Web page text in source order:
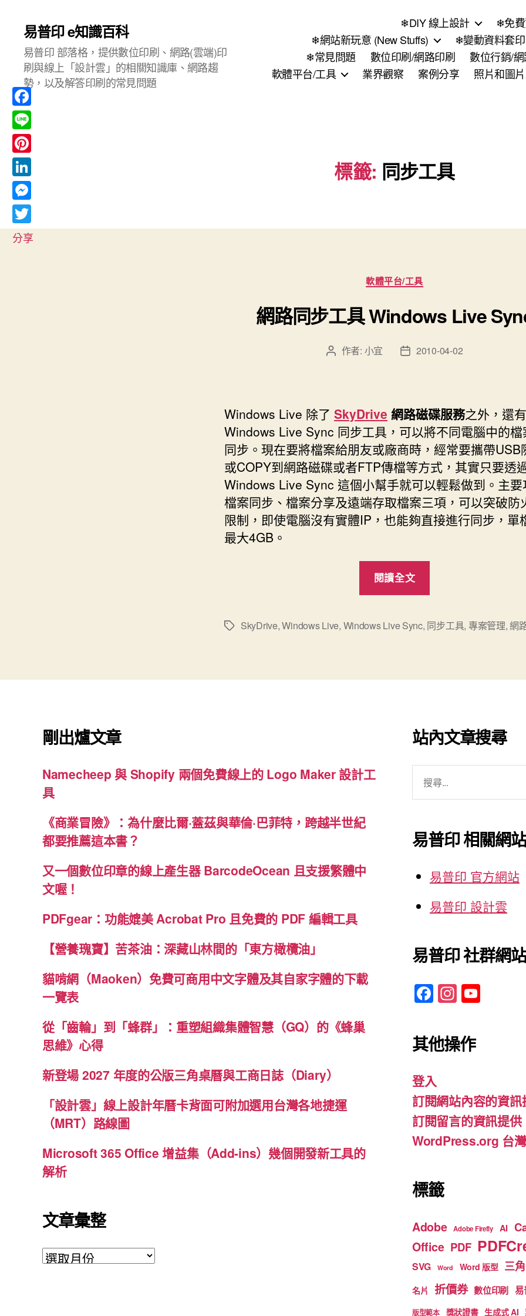
易普印 e知識百科
易普印 部落格，提供數位印刷、網路(雲端)印
刷與線上「設計雲」的相關知識庫、網路趨
勢，以及解答印刷的常見問題
❄DIY 線上設計
❄免
❄網站新玩意 (New Stuffs)
❄變動資料套
❄常見問題
數位印刷/網路印刷
數位行銷/
軟體平台/工具
業界觀察 案例分享 照片和圖
標籤: 同步工具
分
類
軟體平台/工具
網路同步工具 Windows Live
文 作者: 小宜
文
日
期
2010-04-02
Windows Live 除了 SkyDrive 網路磁碟服務之外，還有
Windows Live Sync 同步工具，可以將不同電腦中的
同步。現在要將檔案給朋友或廠商時，經常要攜帶USB
或COPY到網路磁碟或者FTP傳檔等方式，其實只要透
Windows Live Sync 這個小幫手就可以輕鬆做到。主
檔案同步、檔案分享及遠端存取檔案三項，可以突破防
限制，即使電腦沒有實體IP，也能夠直接進行同步，單
最大4GB。
閱讀全文
步
Windows
標
SkyDrive,Windows Live, Windows Live Sync, 同步工具, 專案管理,網
剛出爐文章
Namecheep 與 Shopify 兩個免費線上的 Logo Maker 設計工
具
《商業冒險》：為什麼比爾·蓋茲與華倫·巴菲特，跨越半世紀
都要推薦這本書？
又一個數位印章的線上產生器 BarcodeOcean 且支援繁體中
文喔！
PDFgear：功能媲美 Acrobat Pro 且免費的 PDF 編輯工具
【營養瑰寶】苦茶油：深藏山林間的「東方橄欖油」
貓啃網（Maoken）免費可商用中文字體及其自家字體的下載
一覽表
從「齒輪」到「蜂群」：重塑組織集體智慧（GQ）的《蜂巢
思維》心得
新登場 2027 年度的公版三角桌曆與工商日誌（Diary）
「設計雲」線上設計年曆卡背面可附加選用台灣各地捷運
（MRT）路線圖
Microsoft 365 Office 增益集（Add-ins）幾個開發新工具的
解析
文章彙整
文
站內文章搜尋
字:
易普印 相關網站
易普印 官方網站
易普印 設計雲
易普印 社群網站
F
a
c
e
o
o
k
In
st
a
gr
m b
e
其他操作
登入
訂閱網站內容的資訊
訂閱留言的資訊提供
WordPress.org 台
標籤
Adobe Adobe Firefly AI
Office PDF
SVG Word Word 版型 三
名片 折價券 數位印刷 易
版型範本 獎狀證書 生成式 AI
F
a
c
e
b
o
o
k
L
i
n
e
P
i
n
t
e
L
i
n
k
M
e
s
T
分享